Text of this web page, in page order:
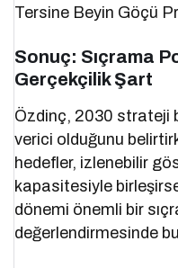
Tersine Beyin Göçü
Sonuç: Sıçrama
Gerçekçilik Şart
Özdinç, 2030 strateji
verici olduğunu
hedefler, izlenebilir
kapasitesiyle
dönemi önemli bir
değerlendirmesinde